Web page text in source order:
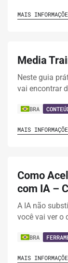
MAIS
Media
Neste guia
vai encontrar
BRA
MAIS
Como
com IA –
A IA não
você vai ver o
BRA
MAIS